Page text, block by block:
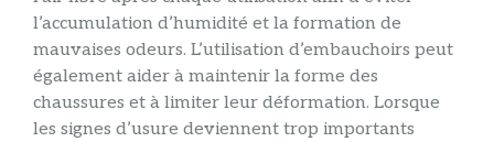
l’accumulation d’humidité et la formation de
mauvaises odeurs. L’utilisation d’embauchoirs peut
également aider à maintenir la forme des
chaussures et à limiter leur déformation. Lorsque
les signes d’usure deviennent trop importants